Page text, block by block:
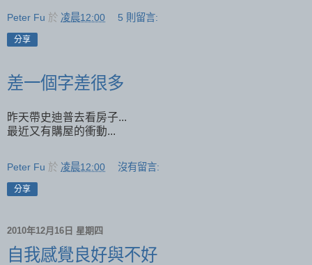
Peter Fu 於 凌晨12:00 5 則留言:
分享
差一個字差很多
昨天帶史迪普去看房子...
最近又有購屋的衝動...
Peter Fu 於 凌晨12:00 沒有留言:
分享
2010年12月16日 星期四
自我感覺良好與不好